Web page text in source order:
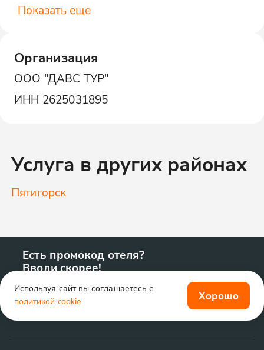
Показать еще
Организация
ООО "ДАВС ТУР"
ИНН 2625031895
Услуга в других районах
Пятигорск
Есть промокод отеля?
Вводи скорее!
Используя сайт вы соглашаетесь с
политикой cookie
Хорошо